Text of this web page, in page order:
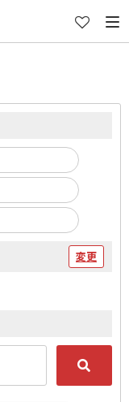
変更